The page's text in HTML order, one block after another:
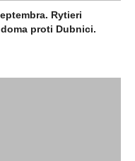
Rytieri
proti Dubnici.